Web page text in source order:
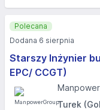
Starszy Inżynier
EPC/ CCGT)
Turek
Polecana
Dodana 6 sierpnia